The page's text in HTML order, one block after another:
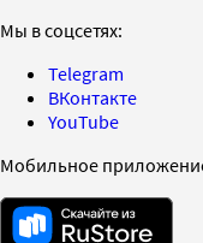
Мы в соцсетях:
Telegram
ВКонтакте
YouTube
Мобильное